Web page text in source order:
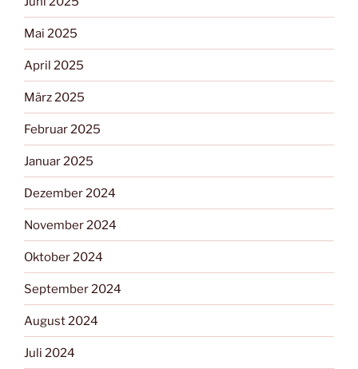
Mai 2025
April 2025
März 2025
Februar 2025
Januar 2025
Dezember 2024
November 2024
Oktober 2024
September 2024
August 2024
Juli 2024